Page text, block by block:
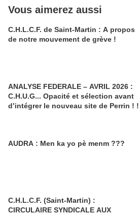
Vous aimerez aussi
C.H.L.C.F. de Saint-Martin : A propos
de notre mouvement de grève !
ANALYSE FEDERALE – AVRIL 2026 :
C.H.U.G... Opacité et sélection avant
d’intégrer le nouveau site de Perrin ! !
AUDRA : Men ka yo pè menm ???
C.H.L.C.F. (Saint-Martin) :
CIRCULAIRE SYNDICALE AUX